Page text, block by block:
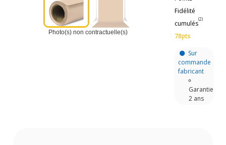
Photo(s) non contractuelle(s)
Fidélité
cumulés
(2)
78pts
Sur
commande
fabricant
Garantie
2 ans